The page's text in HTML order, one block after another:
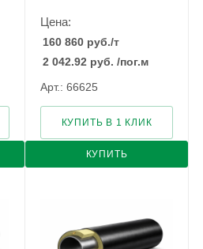
Цена:
160 860 руб./т
2 042.92 руб. /пог.м
Арт.: 66625
КУПИТЬ
КУПИТЬ В 1 КЛИК